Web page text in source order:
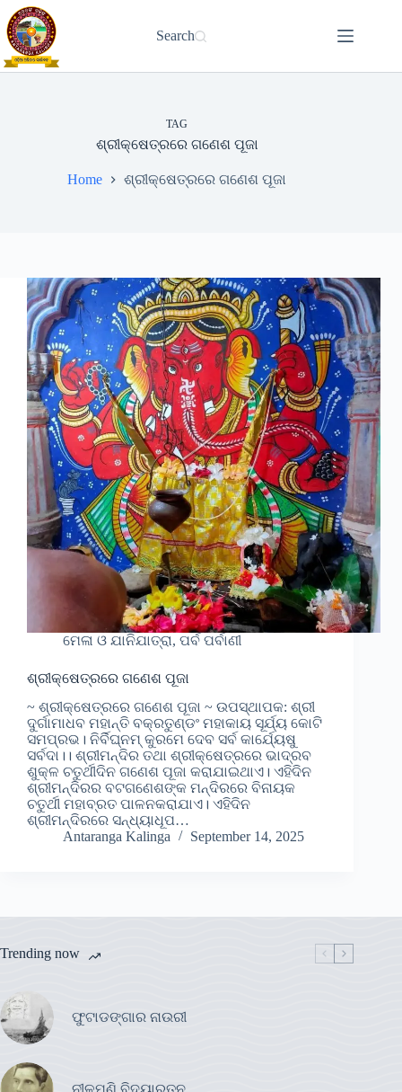
Skip
to
content
Search
TAG
ଶ୍ରୀକ୍ଷେତ୍ରରେ ଗଣେଶ ପୂଜା
Home ଶ୍ରୀକ୍ଷେତ୍ରରେ ଗଣେଶ ପୂଜା
ମେଳା ଓ ଯାନିଯାତ୍ରା, ପର୍ବ ପର୍ବାଣୀ
ଶ୍ରୀକ୍ଷେତ୍ରରେ ଗଣେଶ ପୂଜା
~ ଶ୍ରୀକ୍ଷେତ୍ରରେ ଗଣେଶ ପୂଜା ~ ଉପସ୍ଥାପକ: ଶ୍ରୀ
ଦୁର୍ଗାମାଧବ ମହାନ୍ତି ବକ୍ରତୁଣ୍ଡଂ ମହାକାୟ ସୂର୍ଯ୍ୟ କୋଟି
ସମପ୍ରଭ। ନିର୍ବିଘ୍ନମ୍ କୁରମେ ଦେବ ସର୍ବ କାର୍ଯ୍ୟେଷୁ
ସର୍ବଦା।। ଶ୍ରୀମନ୍ଦିର ତଥା ଶ୍ରୀକ୍ଷେତ୍ରରେ ଭାଦ୍ରବ
ଶୁକ୍ଳ ଚତୁର୍ଥୀଦିନ ଗଣେଶ ପୂଜା କରାଯାଇଥାଏ। ଏହିଦିନ
ଶ୍ରୀମନ୍ଦିରର ବଟଗଣେଶଙ୍କ ମନ୍ଦିରରେ ବିନାୟକ
ଚତୁର୍ଥୀ ମହାବ୍ରତ ପାଳନକରାଯାଏ। ଏହିଦିନ
ଶ୍ରୀମନ୍ଦିରରେ ସନ୍ଧ୍ୟାଧୂପ…
Antaranga Kalinga
September 14, 2025
Trending now
ଫୁଟାଡଙ୍ଗାର ନାଉରୀ